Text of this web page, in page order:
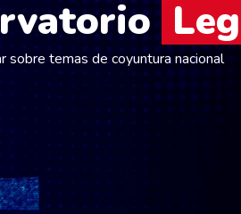
sobre temas de coyuntura nacional